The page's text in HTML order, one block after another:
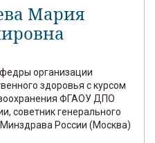
Мария
организации
здоровья с курсом
ФГАОУ ДПО
советник генерального
России (Москва)